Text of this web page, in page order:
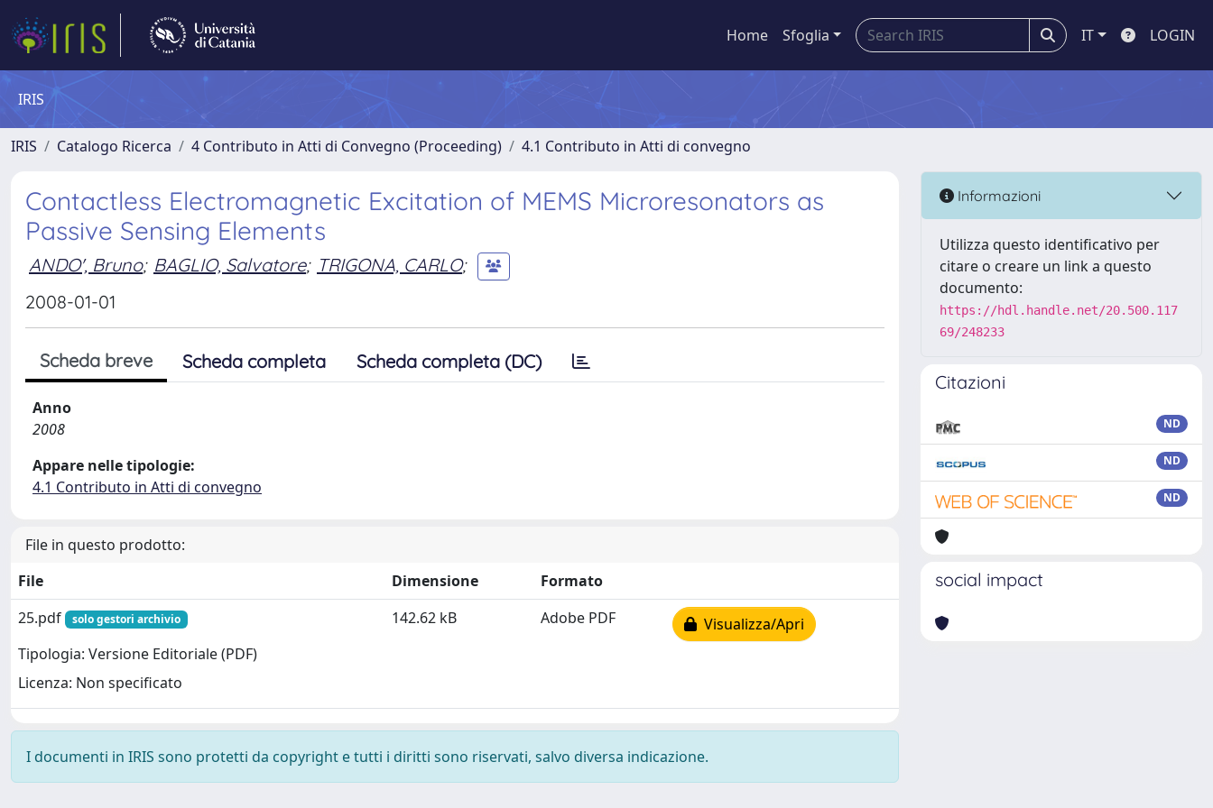
Home Sfoglia IT LOGIN
IRIS
IRIS Catalogo Ricerca 4 Contributo in Atti di Convegno (Proceeding) 4.1 Contributo in Atti di convegno
Contactless Electromagnetic Excitation of MEMS Microresonators as
Passive Sensing Elements
ANDO', Bruno; BAGLIO, Salvatore; TRIGONA, CARLO;
2008-01-01
Scheda breve Scheda completa Scheda completa (DC)
Anno
2008
Appare nelle tipologie:
4.1 Contributo in Atti di convegno
File in questo prodotto:
File
Dimensione
Formato
25.pdf
solo gestori archivio
Tipologia: Versione Editoriale (PDF)
Licenza: Non specificato
142.62 kB Adobe PDF Visualizza/Apri
I documenti in IRIS sono protetti da copyright e tutti i diritti sono riservati, salvo diversa indicazione.
Informazioni
Utilizza questo identificativo per
citare o creare un link a questo
documento:
https://hdl.handle.net/20.500.117
69/248233
Citazioni
ND
ND
ND
social impact